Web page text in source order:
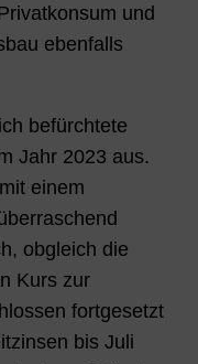
und
ebenfalls
befürchtete
Jahr 2023 aus.
einem
obgleich die
Kurs zur
fortgesetzt
bis Juli